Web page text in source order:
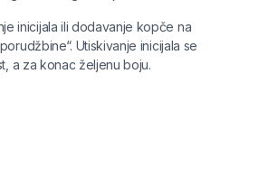
inicijala ili dodavanje kopče na
Utiskivanje inicijala se
a za konac željenu boju.